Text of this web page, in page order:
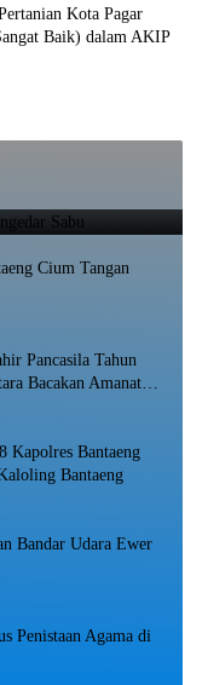
Kota Pagar
Baik) dalam AKIP
Cium Tangan
Pancasila Tahun
Bacakan Amanat
Kapolres Bantaeng
Bantaeng
Bandar Udara Ewer
Penistaan Agama di